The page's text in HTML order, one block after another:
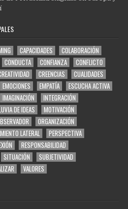
CAPACIDADES
COLABORACIÓN
CONDUCTA CONFIANZA
CONFLICTO
CREENCIAS
CUALIDADES
EMOCIONES EMPATÍA
ESCUCHA ACTIVA
IMAGINACIÓN
INTEGRACIÓN
DE IDEAS
MOTIVACIÓN
ORGANIZACIÓN
LATERAL
PERSPECTIVA
RESPONSABILIDAD
SITUACIÓN
SUBJETIVIDAD
VALORES